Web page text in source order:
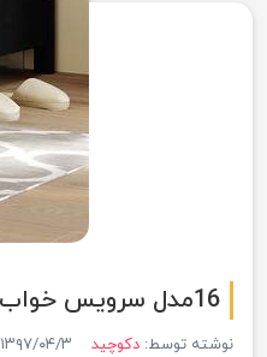
16مدل سرویس خواب مشکی + انتخابی جسورانه برای یک اتاق خواب لوکس و مدرن
نوشته توسط: دکوچید ۱۳۹۷/۰۴/۳